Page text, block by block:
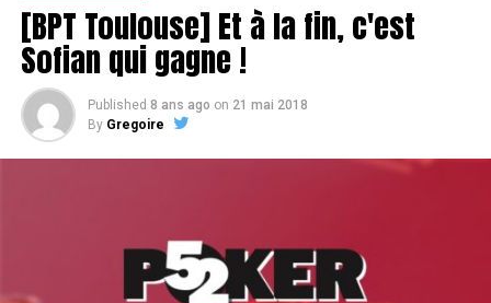
[BPT Toulouse] Et à la fin, c'est
Sofian qui gagne !
Published 8 ans ago on 21 mai 2018
By Gregoire